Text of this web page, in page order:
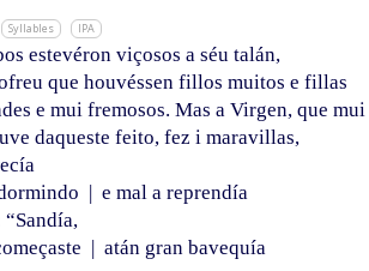
Syllables IPA
estevéron viçosos a séu talán,
que houvéssen fillos muitos e fillas
e mui fremosos. Mas a Virgen, que
daqueste feito, fez i maravillas,
| e mal a reprendía
| atán gran bavequía